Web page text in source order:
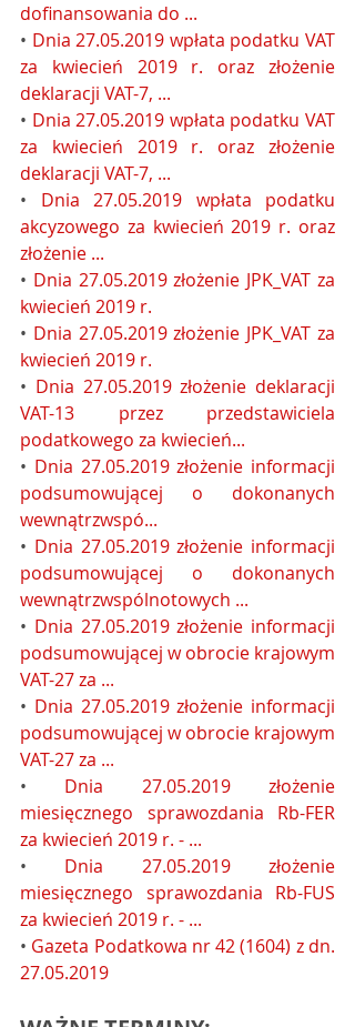
dofinansowania do ...
• Dnia 27.05.2019 wpłata podatku VAT
za kwiecień 2019 r. oraz złożenie
deklaracji VAT-7, ...
• Dnia 27.05.2019 wpłata podatku VAT
za kwiecień 2019 r. oraz złożenie
deklaracji VAT-7, ...
• Dnia 27.05.2019 wpłata podatku
akcyzowego za kwiecień 2019 r. oraz
złożenie ...
• Dnia 27.05.2019 złożenie JPK_VAT za
kwiecień 2019 r.
• Dnia 27.05.2019 złożenie JPK_VAT za
kwiecień 2019 r.
• Dnia 27.05.2019 złożenie deklaracji
VAT-13 przez przedstawiciela
podatkowego za kwiecień...
• Dnia 27.05.2019 złożenie informacji
podsumowującej o dokonanych
wewnątrzwspó...
• Dnia 27.05.2019 złożenie informacji
podsumowującej o dokonanych
wewnątrzwspólnotowych ...
• Dnia 27.05.2019 złożenie informacji
podsumowującej w obrocie krajowym
VAT-27 za ...
• Dnia 27.05.2019 złożenie informacji
podsumowującej w obrocie krajowym
VAT-27 za ...
• Dnia 27.05.2019 złożenie
miesięcznego sprawozdania Rb-FER
za kwiecień 2019 r. - ...
• Dnia 27.05.2019 złożenie
miesięcznego sprawozdania Rb-FUS
za kwiecień 2019 r. - ...
• Gazeta Podatkowa nr 42 (1604) z dn.
27.05.2019